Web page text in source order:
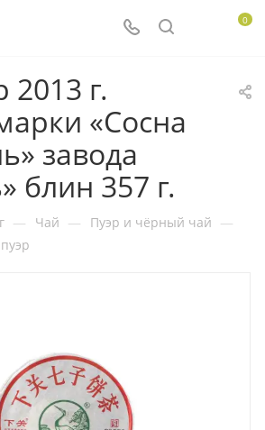
0
г.
«Сосна
завода
блин 357 г.
— Чай — Пуэр и чёрный чай —